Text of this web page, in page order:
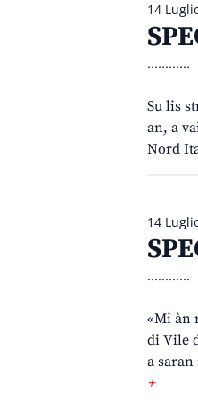
14
............
Su lis
an, a
Nord
14
............
«Mi àn
di Vile
a
+